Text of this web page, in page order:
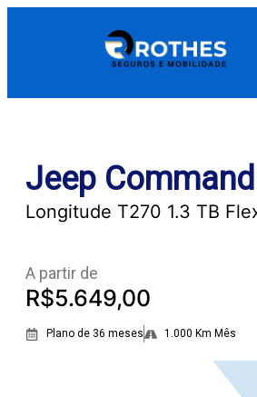
Jeep
Longitude T270 1.3 TB
A partir de
R$5.649,00
Plano de 36 meses 1.000 Km Mês